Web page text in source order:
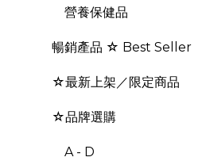
營養保健品
暢銷產品 ☆ Best Seller
☆最新上架／限定商品
☆品牌選購
A - D